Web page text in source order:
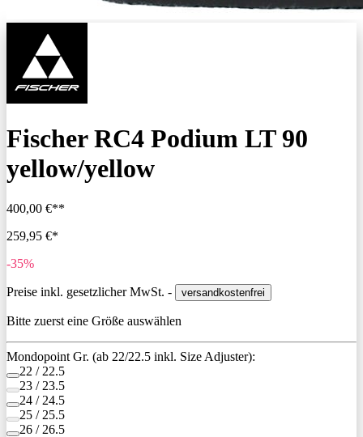
Fischer RC4 Podium LT 90
yellow/yellow
400,00 €**
259,95 €*
-35%
Preise inkl. gesetzlicher MwSt. - versandkostenfrei
Bitte zuerst eine Größe auswählen
Mondopoint Gr. (ab 22/22.5 inkl. Size Adjuster):
22 / 22.5
23 / 23.5
24 / 24.5
25 / 25.5
26 / 26.5